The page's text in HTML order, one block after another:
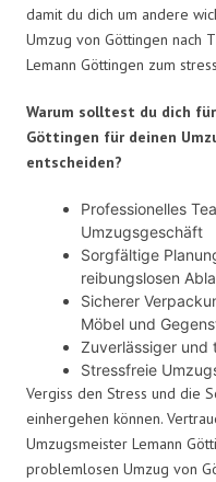
damit du dich um andere
Umzug von Göttingen nach
Lemann Göttingen zum
Warum solltest du dich
Göttingen für deinen
entscheiden?
Professionelles
Umzugsgeschäft
Sorgfältige
reibungslosen
Sicherer
Möbel und
Zuverlässiger und
Stressfreie
Vergiss den Stress und die
einhergehen können.
Umzugsmeister Lemann
problemlosen Umzug von